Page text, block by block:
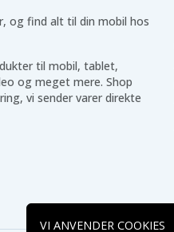
og find alt til din mobil hos
til mobil, tablet,
og meget mere. Shop
vi sender varer direkte
VI ANVENDER COOKIES